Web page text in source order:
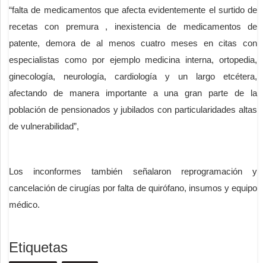
“falta de medicamentos que afecta evidentemente el surtido de
recetas con premura , inexistencia de medicamentos de
patente, demora de al menos cuatro meses en citas con
especialistas como por ejemplo medicina interna, ortopedia,
ginecología, neurología, cardiología y un largo etcétera,
afectando de manera importante a una gran parte de la
población de pensionados y jubilados con particularidades altas
de vulnerabilidad”,
Los inconformes también señalaron reprogramación y
cancelación de cirugías por falta de quirófano, insumos y equipo
médico.
Etiquetas